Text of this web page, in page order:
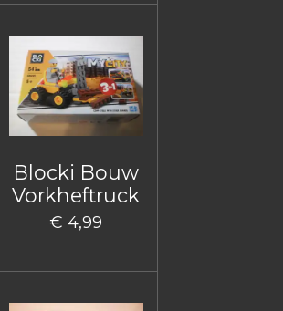
Blocki Bouw
Vorkheftruck
€ 4,99